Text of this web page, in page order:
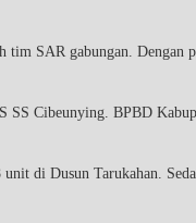
SAR gabungan. Dengan
Cibeunying. BPBD
di Dusun Tarukahan.